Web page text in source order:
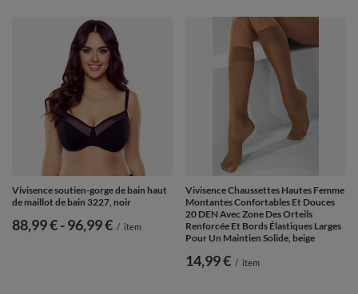
Vivisence soutien-gorge de bain haut
de maillot de bain 3227, noir
de
88,99 €-vers le bas
96,99 € / item
Vivisence Chaussettes Hautes Femme
Montantes Confortables Et Douces
20 DEN Avec Zone Des Orteils
Renforcée Et Bords Élastiques Larges
Pour Un Maintien Solide, beige
14,99 € / item